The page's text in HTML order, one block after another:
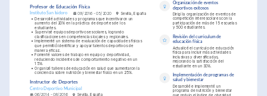
Profesor de Educación Física
Instituto San Isidoro 09/2016 - 05/2020
Sevilla, España
• Desarrollé actividades y programas que incentivaron un
aumento del 20% en la práctica de deportes de los
estudiantes.
• Supervisé equipos deportivos escolares, logrando
clasificaciones en competencias locales y regionales.
• Implementé un sistema de evaluación de capacidades físicas
que permitió identificar y apoyar talentos deportivos de
manera eficaz.
• Fomenté valores de trabajo en equipo y deportividad,
reduciendo incidentes de comportamiento negativo en un
15%.
• Organizé talleres de educación en salud que aumentaron la
conciencia sobre nutrición y bienestar físico en un 25%.
Instructor de Deportes
Centro Deportivo Municipal
06/2014 - 08/2016
Sevilla, España
Organización de eventos
deportivos exitosos
Dirigí la organización de eventos de
competición interescolares con la
participación de más de 15 escuelas
y 500 estudiantes.
Revisión del curriculum de
educación física
Actualicé el currículo de educación
física para incluir más actividades
inclusivas y diversificadas,
mejorando la satisfacción del
estudiante en un 30%.
Implementación de programas de
salud y bienestar
Desarrollé e implementé un
programa de nutrición y bienestar
que redujo el índice de obesidad